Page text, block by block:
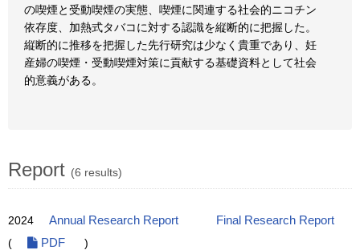
の喫煙と受動喫煙の実態、喫煙に関連する社会的ニコチン
依存度、加熱式タバコに対する認識を縦断的に把握した。
縦断的に推移を把握した先行研究は少なく貴重であり、妊
産婦の喫煙・受動喫煙対策に貢献する基礎資料として社会
的意義がある。
Report (6 results)
2024 Annual Research Report
Final Research Report
(
PDF )